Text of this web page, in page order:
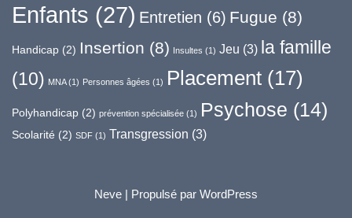
Enfants (27) Entretien (6) Fugue (8)
Handicap (2) Insertion (8) Insultes (1) Jeu (3) la famille
(10) MNA(1) Personnes âgées (1) Placement (17)
Polyhandicap (2) prévention spécialisée (1) Psychose (14)
Scolarité (2) SDF (1) Transgression (3)
Neve | Propulsé par WordPress